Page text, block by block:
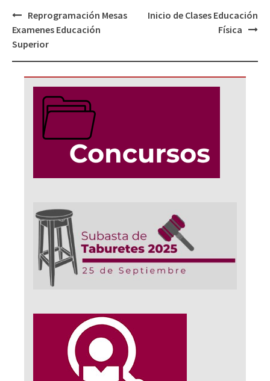
Navegación
de
entradas
Reprogramación Mesas
Examenes Educación
Superior
Inicio de Clases Educación
Física